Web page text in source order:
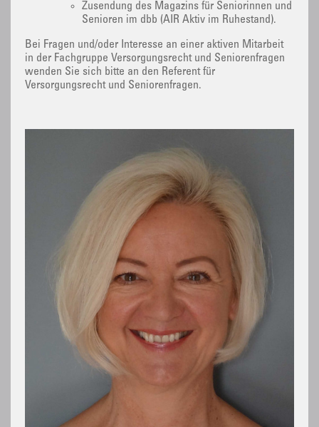
Zusendung des Magazins für Seniorinnen und
Senioren im dbb (AIR Aktiv im Ruhestand).
Bei Fragen und/oder Interesse an einer aktiven Mitarbeit
in der Fachgruppe Versorgungsrecht und Seniorenfragen
wenden Sie sich bitte an den Referent für
Versorgungsrecht und Seniorenfragen.